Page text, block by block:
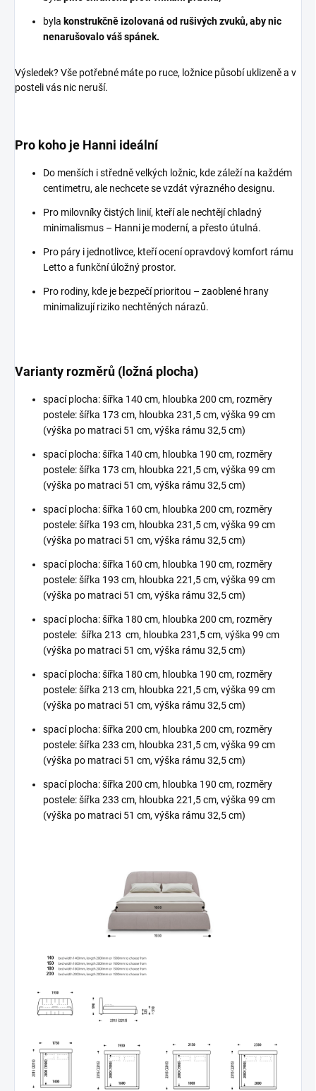
byla konstrukčně izolovaná od rušivých zvuků, aby nic
nenarušovalo váš spánek.
Výsledek? Vše potřebné máte po ruce, ložnice působí uklizeně a v
posteli vás nic neruší.
Pro koho je Hanni ideální
Do menších i středně velkých ložnic, kde záleží na každém
centimetru, ale nechcete se vzdát výrazného designu.
Pro milovníky čistých linií, kteří ale nechtějí chladný
minimalismus – Hanni je moderní, a přesto útulná.
Pro páry i jednotlivce, kteří ocení opravdový komfort rámu
Letto a funkční úložný prostor.
Pro rodiny, kde je bezpečí prioritou – zaoblené hrany
minimalizují riziko nechtěných nárazů.
Varianty rozměrů (ložná plocha)
spací plocha: šířka 140 cm, hloubka 200 cm, rozměry
postele: šířka 173 cm, hloubka 231,5 cm, výška 99 cm
(výška po matraci 51 cm, výška rámu 32,5 cm)
spací plocha: šířka 140 cm, hloubka 190 cm, rozměry
postele: šířka 173 cm, hloubka 221,5 cm, výška 99 cm
(výška po matraci 51 cm, výška rámu 32,5 cm)
spací plocha: šířka 160 cm, hloubka 200 cm, rozměry
postele: šířka 193 cm, hloubka 231,5 cm, výška 99 cm
(výška po matraci 51 cm, výška rámu 32,5 cm)
spací plocha: šířka 160 cm, hloubka 190 cm, rozměry
postele: šířka 193 cm, hloubka 221,5 cm, výška 99 cm
(výška po matraci 51 cm, výška rámu 32,5 cm)
spací plocha: šířka 180 cm, hloubka 200 cm, rozměry
postele: šířka 213 cm, hloubka 231,5 cm, výška 99 cm
(výška po matraci 51 cm, výška rámu 32,5 cm)
spací plocha: šířka 180 cm, hloubka 190 cm, rozměry
postele: šířka 213 cm, hloubka 221,5 cm, výška 99 cm
(výška po matraci 51 cm, výška rámu 32,5 cm)
spací plocha: šířka 200 cm, hloubka 200 cm, rozměry
postele: šířka 233 cm, hloubka 231,5 cm, výška 99 cm
(výška po matraci 51 cm, výška rámu 32,5 cm)
spací plocha: šířka 200 cm, hloubka 190 cm, rozměry
postele: šířka 233 cm, hloubka 221,5 cm, výška 99 cm
(výška po matraci 51 cm, výška rámu 32,5 cm)